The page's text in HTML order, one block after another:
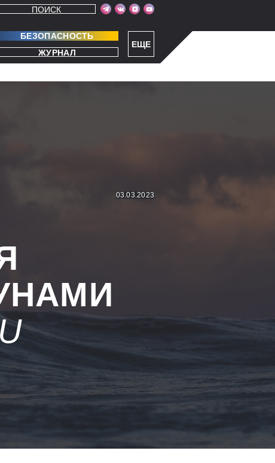
ЕЩЕ
ПОИСК
БЕЗОПАСНОСТЬ
ЖУРНАЛ
03.03.2023